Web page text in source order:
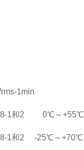
1min
1和2 0℃～+55℃
1和2 -25℃～+70℃